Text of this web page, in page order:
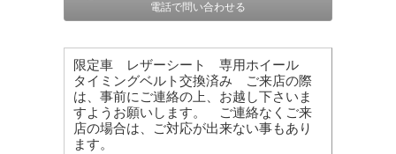
電話で問い合わせる
限定車 レザーシート 専用ホイール
タイミングベルト交換済み ご来店の際
は、事前にご連絡の上、お越し下さいま
すようお願いします。 ご連絡なくご来
店の場合は、ご対応が出来ない事もあり
ます。